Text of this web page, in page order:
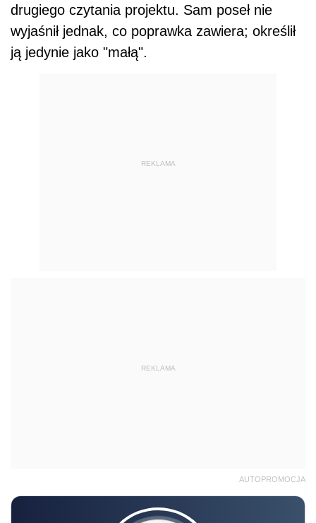
drugiego czytania projektu. Sam poseł nie
wyjaśnił jednak, co poprawka zawiera; określił
ją jedynie jako "małą".
REKLAMA
REKLAMA
AUTOPROMOCJA